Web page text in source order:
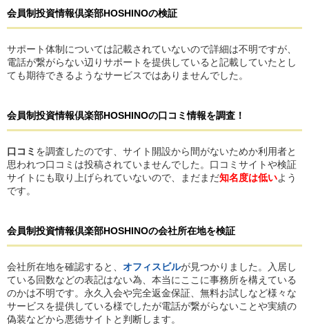
会員制投資情報倶楽部HOSHINOの検証
サポート体制については記載されていないので詳細は不明ですが、
電話が繋がらない辺りサポートを提供していると記載していたとし
ても期待できるようなサービスではありませんでした。
会員制投資情報倶楽部HOSHINOの口コミ情報を調査！
口コミ を調査したのです、サイト開設から間がないためか利用者と
思われつ口コミは投稿されていませんでした。口コミサイトや検証
サイトにも取り上げられていないので、まだまだ知名度は低いよう
です。
会員制投資情報倶楽部HOSHINOの会社所在地を検証
会社所在地を確認すると、 オフィスビルが見つかりました。入居し
ている回数などの表記はない為、本当にここに事務所を構えている
のかは不明です。永久入会や完全返金保証、無料お試しなど様々な
サービスを提供している様でしたが電話が繋がらないことや実績の
偽装などから悪徳サイトと判断します。